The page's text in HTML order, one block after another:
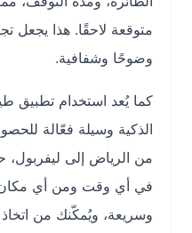
متوقعة لاحقًا. هذا يجعل تجربة
وضوحًا وشفافية.
كما يُعد استخدام تطبيق طيران
الذكية وسيلة فعّالة للحصول
من الرياض إلى ليفربول، حيث
في أي وقت ومن أي مكان.
وسريعة، ويُمكّنك من اتخاذ